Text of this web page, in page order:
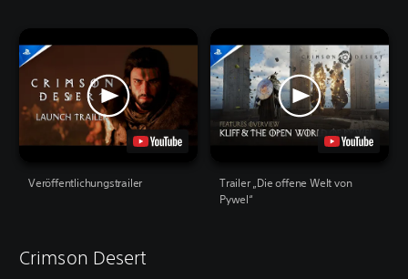
Veröffentlichungstrailer
Trailer „Die offene Welt von
Pywel“
Crimson Desert